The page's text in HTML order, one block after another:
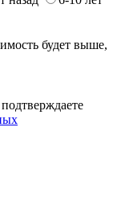
будет выше,